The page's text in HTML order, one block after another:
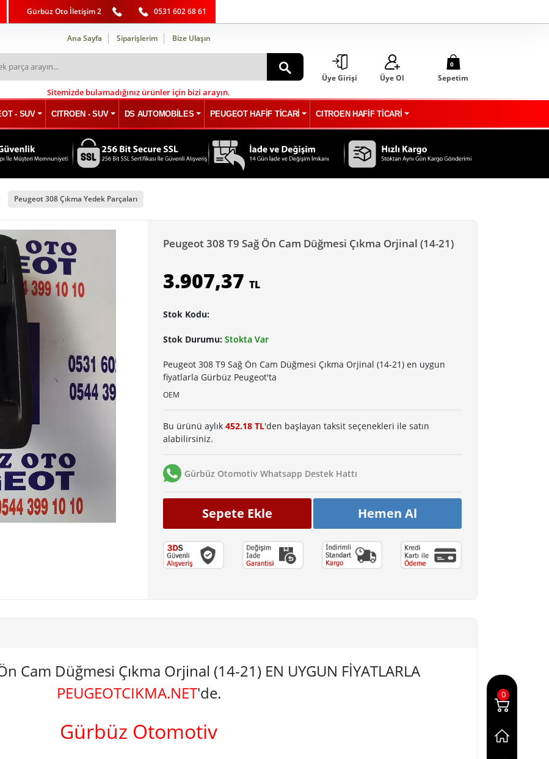
Gürbüz Oto İletişim 2 0531 602 68 61
Ana Sayfa Siparişlerim Bize Ulaşın
Sitemizde bulamadığınız ürünler için bizi arayın.
Üye Girişi Üye Ol
0
Sepetim
- SUV CITROEN - SUV DS AUTOMOBİLES PEUGEOT HAFİF TİCARİ CITROEN HAFİF TİCARİ
Peugeot 308 Çıkma Yedek Parçaları
Peugeot 308 T9 Sağ Ön Cam Düğmesi Çıkma Orjinal (14-21)
3.907,37 TL
Stok Kodu:
Stok Durumu: Stokta Var
Peugeot 308 T9 Sağ Ön Cam Düğmesi Çıkma Orjinal (14-21) en uygun
fiyatlarla Gürbüz Peugeot'ta
OEM
Bu ürünü aylık 452.18 TL'den başlayan taksit seçenekleri ile satın
alabilirsiniz.
Gürbüz Otomotiv Whatsapp Destek Hattı
Sepete Ekle Hemen Al
Cam Düğmesi Çıkma Orjinal (14-21) EN UYGUN FİYATLARLA
PEUGEOTCIKMA.NET'de.
Gürbüz Otomotiv
0